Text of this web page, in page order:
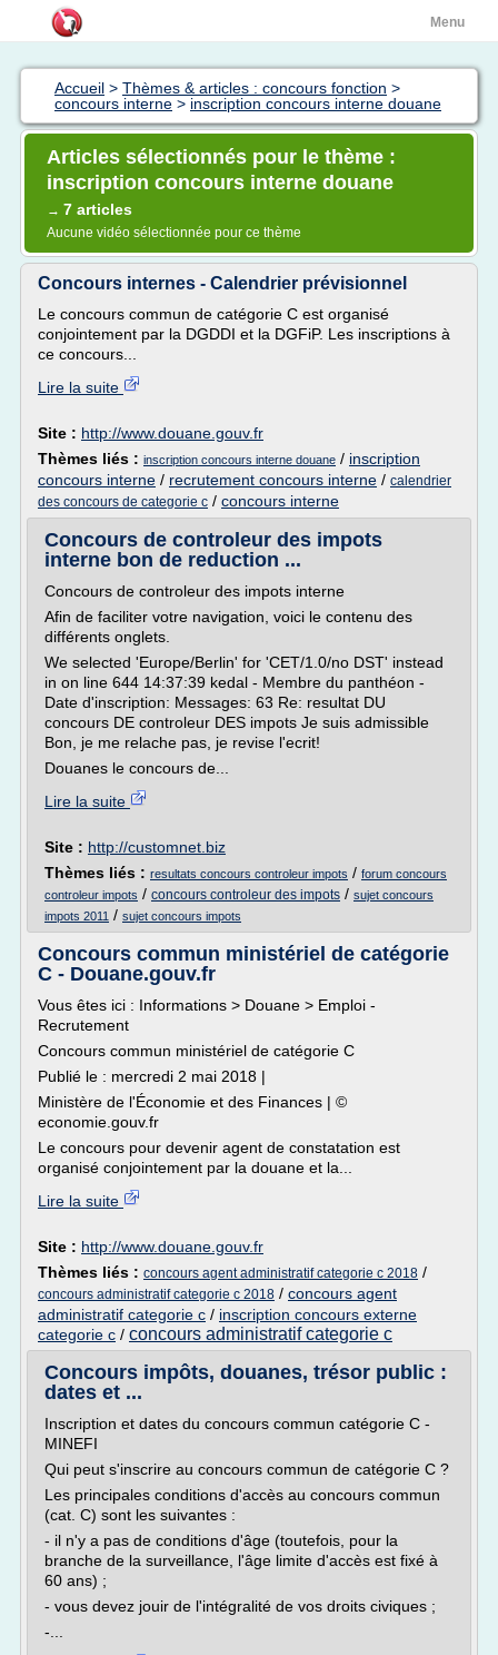
Menu
Accueil > Thèmes & articles : concours fonction >
concours interne > inscription concours interne douane
Articles sélectionnés pour le thème :
inscription concours interne douane
→ 7 articles
Aucune vidéo sélectionnée pour ce thème
Concours internes - Calendrier prévisionnel
Le concours commun de catégorie C est organisé
conjointement par la DGDDI et la DGFiP. Les inscriptions à
ce concours...
Lire la suite
Site : http://www.douane.gouv.fr
Thèmes liés : inscription concours interne douane / inscription
concours interne / recrutement concours interne / calendrier
des concours de categorie c / concours interne
Concours de controleur des impots
interne bon de reduction ...
Concours de controleur des impots interne
Afin de faciliter votre navigation, voici le contenu des
différents onglets.
We selected 'Europe/Berlin' for 'CET/1.0/no DST' instead
in on line 644 14:37:39 kedal - Membre du panthéon -
Date d'inscription: Messages: 63 Re: resultat DU
concours DE controleur DES impots Je suis admissible
Bon, je me relache pas, je revise l'ecrit!
Douanes le concours de...
Lire la suite
Site : http://customnet.biz
Thèmes liés : resultats concours controleur impots / forum concours
controleur impots / concours controleur des impots / sujet concours
impots 2011 / sujet concours impots
Concours commun ministériel de catégorie
C - Douane.gouv.fr
Vous êtes ici : Informations > Douane > Emploi -
Recrutement
Concours commun ministériel de catégorie C
Publié le : mercredi 2 mai 2018 |
Ministère de l'Économie et des Finances | ©
economie.gouv.fr
Le concours pour devenir agent de constatation est
organisé conjointement par la douane et la...
Lire la suite
Site : http://www.douane.gouv.fr
Thèmes liés : concours agent administratif categorie c 2018 /
concours administratif categorie c 2018 / concours agent
administratif categorie c / inscription concours externe
categorie c / concours administratif categorie c
Concours impôts, douanes, trésor public :
dates et ...
Inscription et dates du concours commun catégorie C -
MINEFI
Qui peut s'inscrire au concours commun de catégorie C ?
Les principales conditions d'accès au concours commun
(cat. C) sont les suivantes :
- il n'y a pas de conditions d'âge (toutefois, pour la
branche de la surveillance, l'âge limite d'accès est fixé à
60 ans) ;
- vous devez jouir de l'intégralité de vos droits civiques ;
-...